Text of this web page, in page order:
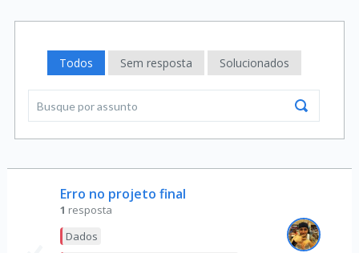
Todos Sem resposta Solucionados
Erro no projeto final
1 resposta
Dados